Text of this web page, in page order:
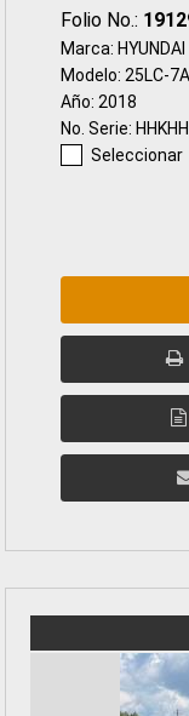
Folio No.:
Marca: HYUNDAI
Modelo: 25LC-7A
Año: 2018
No. Serie:
Seleccionar